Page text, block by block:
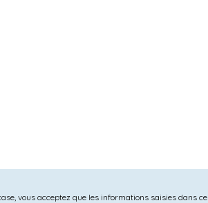
vous acceptez que les informations saisies dans ce